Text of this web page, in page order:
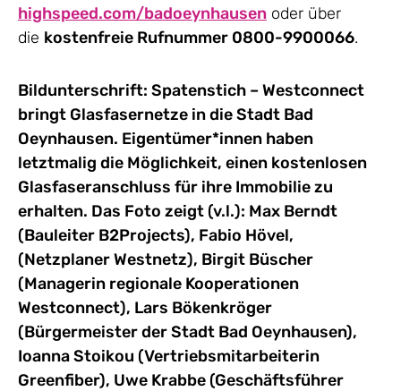
highspeed.com/badoeynhausen oder über
die kostenfreie Rufnummer 0800-9900066.
Bildunterschrift: Spatenstich – Westconnect
bringt Glasfasernetze in die Stadt Bad
Oeynhausen. Eigentümer*innen haben
letztmalig die Möglichkeit, einen kostenlosen
Glasfaseranschluss für ihre Immobilie zu
erhalten. Das Foto zeigt (v.l.): Max Berndt
(Bauleiter B2Projects), Fabio Hövel,
(Netzplaner Westnetz), Birgit Büscher
(Managerin regionale Kooperationen
Westconnect), Lars Bökenkröger
(Bürgermeister der Stadt Bad Oeynhausen),
Ioanna Stoikou (Vertriebsmitarbeiterin
Greenfiber), Uwe Krabbe (Geschäftsführer